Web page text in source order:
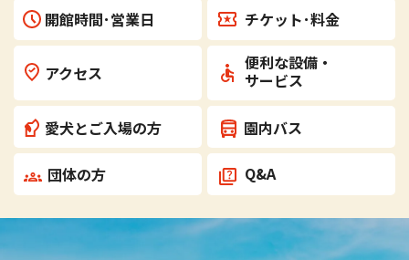
開館時間･営業日 チケット･料金
アクセス
便利な設備・
サービス
愛犬とご入場の方
団体の方
園内バス
Q&A